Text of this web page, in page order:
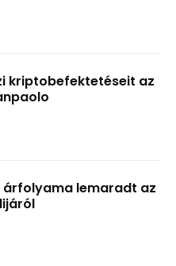
kriptobefektetéseit az
árfolyama lemaradt az